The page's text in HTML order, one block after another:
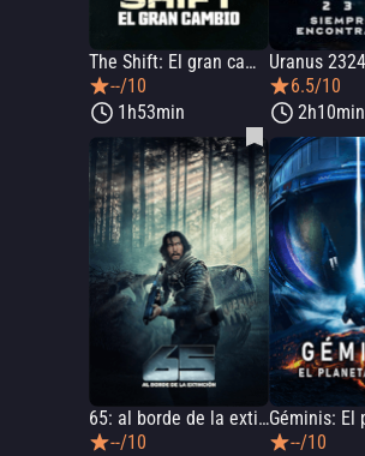
The Shift: El gran cambio
--/10
1h53min
6.5/10
2h10min
65: al borde de la extinción
--/10
--/10